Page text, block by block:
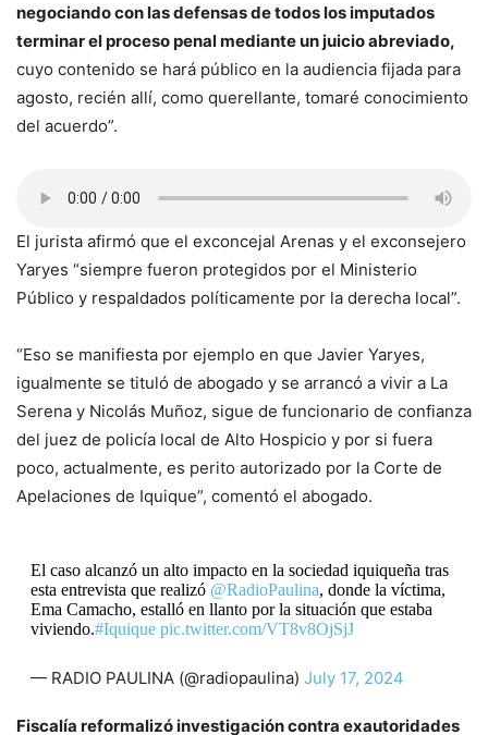
negociando con las defensas de todos los imputados
terminar el proceso penal mediante un juicio abreviado,
cuyo contenido se hará público en la audiencia fijada para
agosto, recién allí, como querellante, tomaré conocimiento
del acuerdo”.
El jurista afirmó que el exconcejal Arenas y el exconsejero
Yaryes “siempre fueron protegidos por el Ministerio
Público y respaldados políticamente por la derecha local”.
“Eso se manifiesta por ejemplo en que Javier Yaryes,
igualmente se tituló de abogado y se arrancó a vivir a La
Serena y Nicolás Muñoz, sigue de funcionario de confianza
del juez de policía local de Alto Hospicio y por si fuera
poco, actualmente, es perito autorizado por la Corte de
Apelaciones de Iquique”, comentó el abogado.
El caso alcanzó un alto impacto en la sociedad iquiqueña tras
esta entrevista que realizó @RadioPaulina, donde la víctima,
Ema Camacho, estalló en llanto por la situación que estaba
viviendo.#Iquique pic.twitter.com/VT8v8OjSjJ
— RADIO PAULINA (@radiopaulina) July 17, 2024
Fiscalía reformalizó investigación contra exautoridades